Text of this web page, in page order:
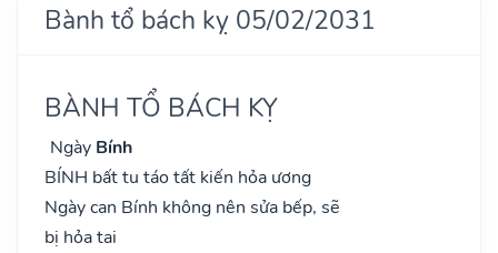
Bành tổ bách kỵ 05/02/2031
BÀNH TỔ BÁCH KỴ
Ngày Bính
BÍNH bất tu táo tất kiến hỏa ương
Ngày can Bính không nên sửa bếp, sẽ
bị hỏa tai